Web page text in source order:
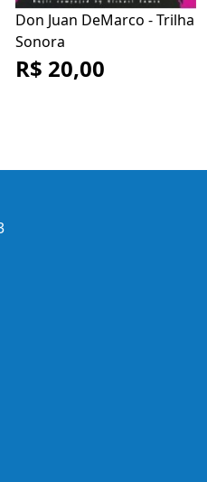
Don Juan DeMarco - Trilha
Sonora
R$ 20,00